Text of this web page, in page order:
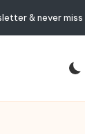
& never